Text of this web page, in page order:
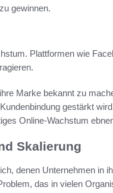
gewinnen.
Plattformen wie
Marke bekannt zu
gestärkt
Online-Wachstum
Skalierung
denen Unternehmen in
das in vielen